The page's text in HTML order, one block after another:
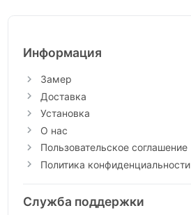
Информация
Замер
Доставка
Установка
О нас
Пользовательское соглашение
Политика конфиденциальности
Служба поддержки